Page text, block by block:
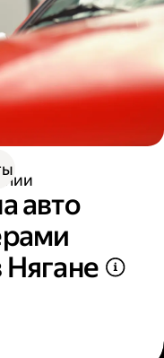
авто
Нягане